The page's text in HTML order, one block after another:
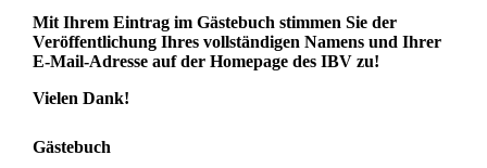
Mit Ihrem Eintrag im Gästebuch stimmen Sie der
Veröffentlichung Ihres vollständigen Namens und Ihrer
E-Mail-Adresse auf der Homepage des IBV zu!
Vielen Dank!
Gästebuch